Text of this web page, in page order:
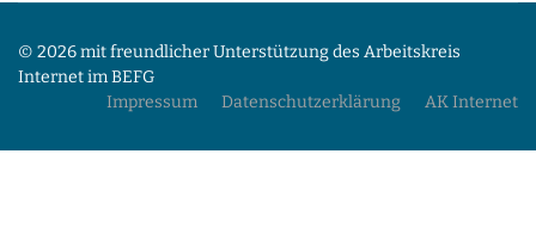
© 2026 mit freundlicher Unterstützung des Arbeitskreis
Internet im BEFG
Impressum
Datenschutzerklärung AK Internet